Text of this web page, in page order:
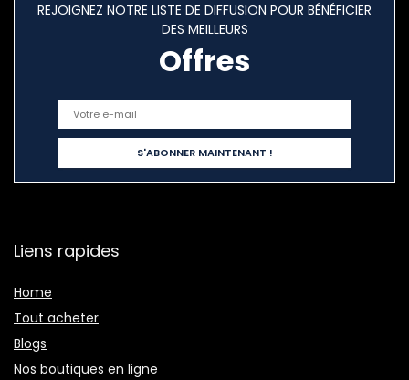
REJOIGNEZ NOTRE LISTE DE DIFFUSION POUR BÉNÉFICIER
DES MEILLEURS
Offres
Liens rapides
Home
Tout acheter
Blogs
Nos boutiques en ligne